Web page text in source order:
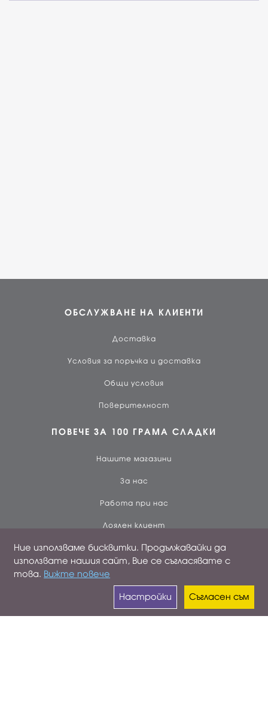
ОБСЛУЖВАНЕ НА КЛИЕНТИ
Доставка
Условия за поръчка и доставка
Общи условия
Поверителност
ПОВЕЧЕ ЗА 100 ГРАМА СЛАДКИ
Нашите магазини
За нас
Работа при нас
Лоялен клиент
ПРОФИЛ
Създай профил
Ние използваме бисквитки. Продължавайки да
използвате нашия сайт, Вие се съгласявате с
това. Вижте повече
Настройки Съгласен съм